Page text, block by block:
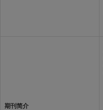
期刊简介